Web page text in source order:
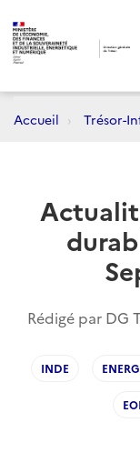
Accueil Trésor-
Rédigé par DG
INDE